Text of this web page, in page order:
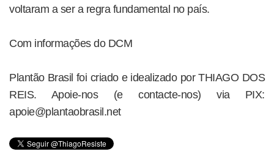
voltaram a ser a regra fundamental no país.
Com informações do DCM
Plantão Brasil foi criado e idealizado por THIAGO DOS
REIS. Apoie-nos (e contacte-nos) via PIX:
apoie@plantaobrasil.net